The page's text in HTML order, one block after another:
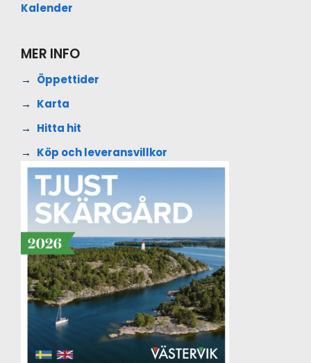
Kalender
MER INFO
Öppettider
Karta
Hitta hit
Köp och leveransvillkor